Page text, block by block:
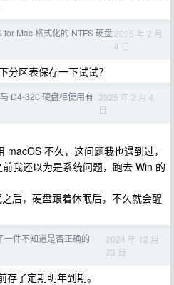
for Mac 格式化的 NTFS 硬盘2025 年 2 月
4 日
分区表保存一下试试？
D4-320 硬盘柜使用有 2025 年 2 月 4
日
不久，这问题我也遇到过，
我还以为是系统问题，跑去 Win 的
后，硬盘跟着休眠后，不久就会醒
一件不知道是否正确的
2024 年 12 月
23 日
了定期明年到期。